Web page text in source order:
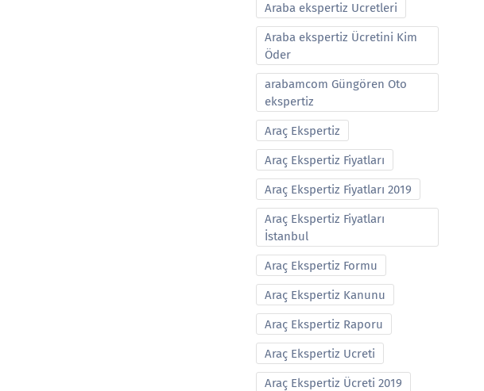
Araba ekspertiz Ucretleri
Araba ekspertiz Ücretini Kim
Öder
arabamcom Güngören Oto
ekspertiz
Araç Ekspertiz
Araç Ekspertiz Fiyatları
Araç Ekspertiz Fiyatları 2019
Araç Ekspertiz Fiyatları
İstanbul
Araç Ekspertiz Formu
Araç Ekspertiz Kanunu
Araç Ekspertiz Raporu
Araç Ekspertiz Ucreti
Araç Ekspertiz Ücreti 2019